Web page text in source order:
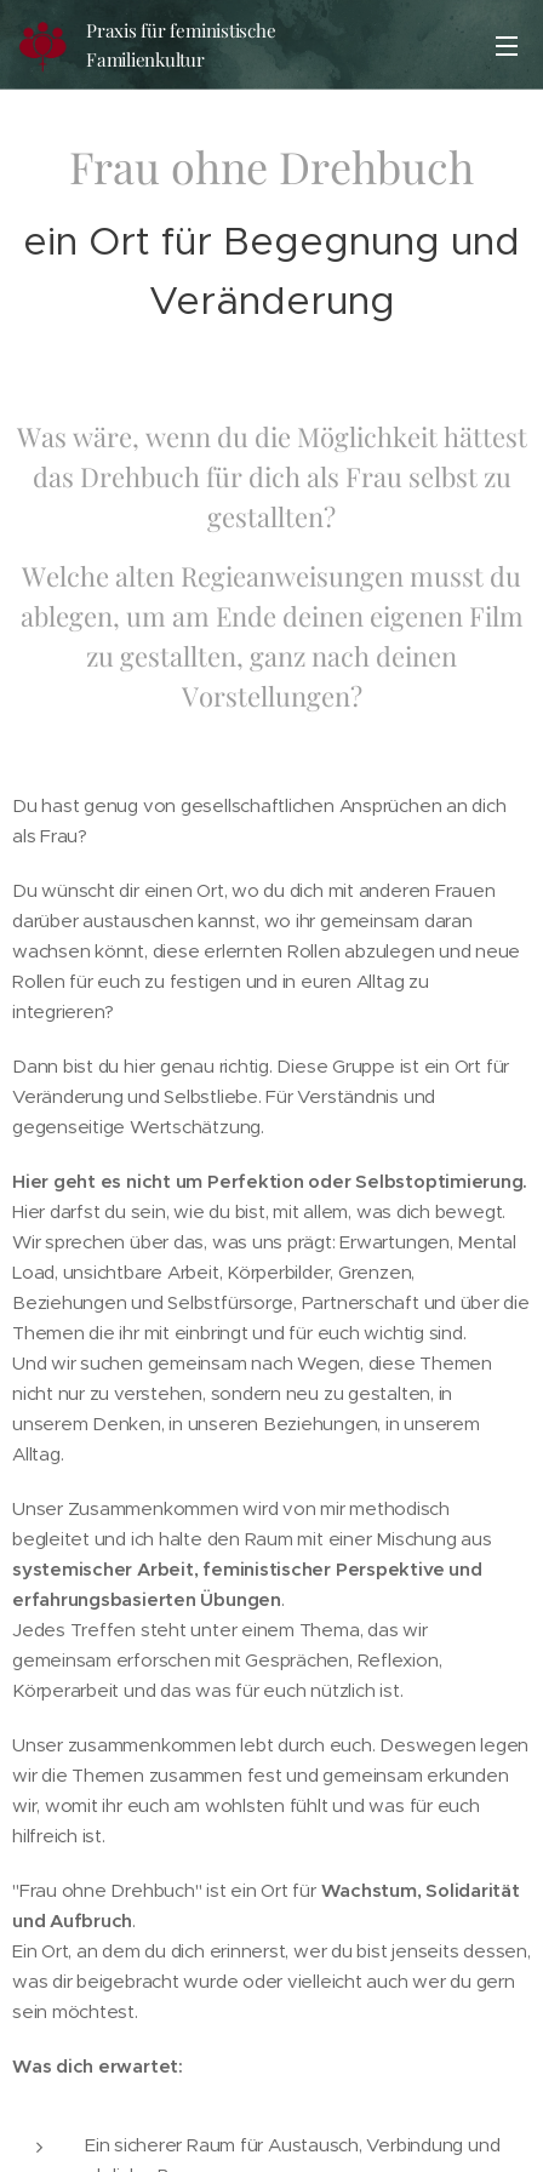
Praxis für feministische
Familienkultur
Frau ohne Drehbuch
ein Ort für Begegnung und
Veränderung
Was wäre, wenn du die Möglichkeit hättest
das Drehbuch für dich als Frau selbst zu
gestallten?
Welche alten Regieanweisungen musst du
ablegen, um am Ende deinen eigenen Film
zu gestallten, ganz nach deinen
Vorstellungen?
Du hast genug von gesellschaftlichen Ansprüchen an dich
als Frau?
Du wünscht dir einen Ort, wo du dich mit anderen Frauen
darüber austauschen kannst, wo ihr gemeinsam daran
wachsen könnt, diese erlernten Rollen abzulegen und neue
Rollen für euch zu festigen und in euren Alltag zu
integrieren?
Dann bist du hier genau richtig. Diese Gruppe ist ein Ort für
Veränderung und Selbstliebe. Für Verständnis und
gegenseitige Wertschätzung.
Hier geht es nicht um Perfektion oder Selbstoptimierung.
Hier darfst du sein, wie du bist, mit allem, was dich bewegt.
Wir sprechen über das, was uns prägt: Erwartungen, Mental
Load, unsichtbare Arbeit, Körperbilder, Grenzen,
Beziehungen und Selbstfürsorge, Partnerschaft und über die
Themen die ihr mit einbringt und für euch wichtig sind.
Und wir suchen gemeinsam nach Wegen, diese Themen
nicht nur zu verstehen, sondern neu zu gestalten, in
unserem Denken, in unseren Beziehungen, in unserem
Alltag.
Unser Zusammenkommen wird von mir methodisch
begleitet und ich halte den Raum mit einer Mischung aus
systemischer Arbeit, feministischer Perspektive und
erfahrungsbasierten Übungen.
Jedes Treffen steht unter einem Thema, das wir
gemeinsam erforschen mit Gesprächen, Reflexion,
Körperarbeit und das was für euch nützlich ist.
Unser zusammenkommen lebt durch euch. Deswegen legen
wir die Themen zusammen fest und gemeinsam erkunden
wir, womit ihr euch am wohlsten fühlt und was für euch
hilfreich ist.
"Frau ohne Drehbuch" ist ein Ort für Wachstum, Solidarität
und Aufbruch.
Ein Ort, an dem du dich erinnerst, wer du bist jenseits dessen,
was dir beigebracht wurde oder vielleicht auch wer du gern
sein möchtest.
Was dich erwartet:
Ein sicherer Raum für Austausch, Verbindung und